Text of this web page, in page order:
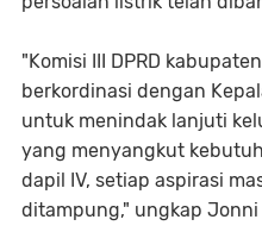
"Komisi III DPRD
berkordinasi dengan
untuk menindak lanjuti
yang menyangkut
dapil IV, setiap aspirasi
ditampung," ungkap Jonni